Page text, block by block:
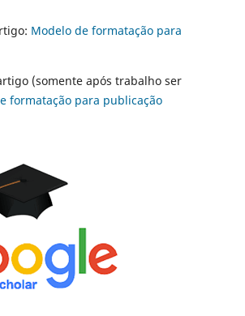
Modelo de formatação para
(somente após trabalho ser
formatação para publicação